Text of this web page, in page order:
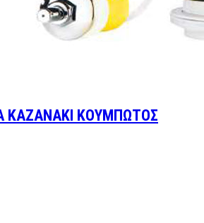
ΚΑΖΑΝΑΚΙ ΚΟΥΜΠΩΤΟΣ